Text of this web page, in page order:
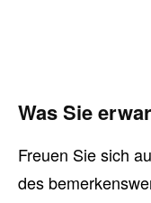
Was Sie
Freuen Sie sich
des